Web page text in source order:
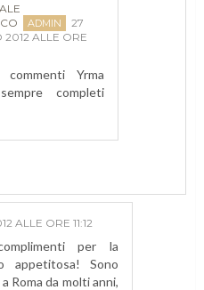
27
2012 ALLE ORE
Yrma
completi
ALLE ORE 11:12
per la
appetitosa! Sono
Roma da molti anni,